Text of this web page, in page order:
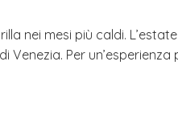
nei mesi più caldi.
Venezia. Per